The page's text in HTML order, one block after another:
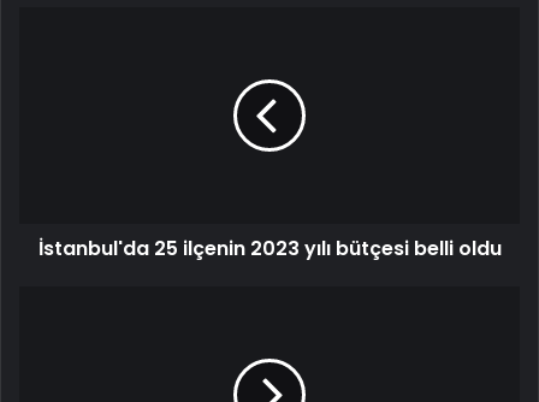
İstanbul'da 25 ilçenin 2023 yılı bütçesi belli oldu